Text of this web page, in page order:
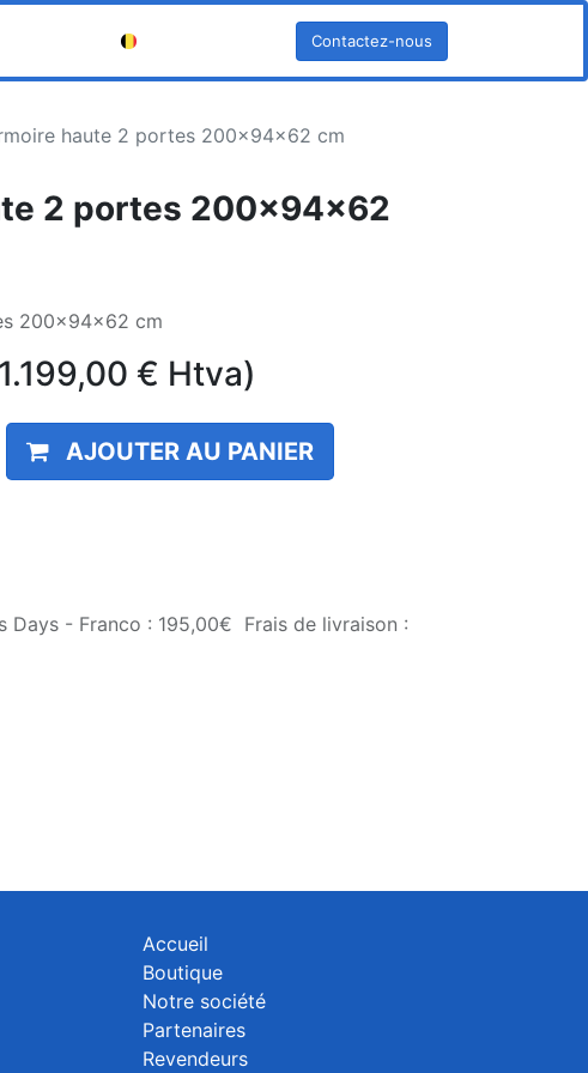
Contactez-nous
haute 2 portes 200x94x62 cm
2 portes 200x94x62
200x94x62 cm
1.199,00 € Htva)
AJOUTER AU PANIER
Days - Franco : 195,00€ Frais de livraison :
Accueil
Boutique
Notre société
Partenaires
Revendeurs